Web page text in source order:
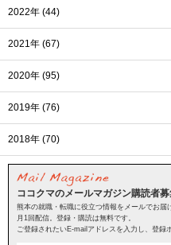
2022年 (44)
2021年 (67)
2020年 (95)
2019年 (76)
2018年 (70)
ココクマのメールマガジン購読者
熊本の就職・転職に役立つ情報をメールでお届
月1回配信。登録・購読は無料です。
ご登録されたいE-mailアドレスを入力し、登録